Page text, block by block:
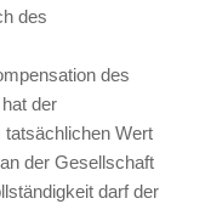
des
des
der
Wert
der Gesellschaft
darf der